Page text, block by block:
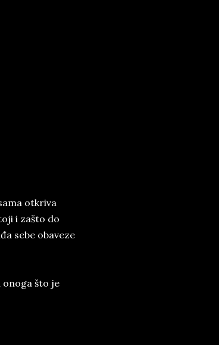
otkriva
i zašto do
sebe obaveze
onoga što je